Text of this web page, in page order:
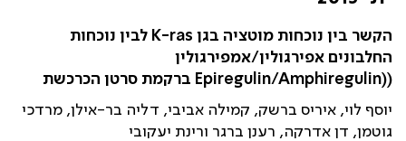
הקשר בין נוכחות מוטציה בגן K-ras לבין נוכחות
החלבונים אפירגולין/אמפירגולין
((Epiregulin/Amphiregulin ברקמת סרטן הכרכשת
יוסף לוי, איריס ברשק, קמילה אביבי, דליה בר-אילן, מרדכי
גוטמן, דן אדרקה, רענן ברגר ורינת יעקובי